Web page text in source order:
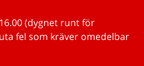
(dygnet runt för
fel som kräver omedelbar